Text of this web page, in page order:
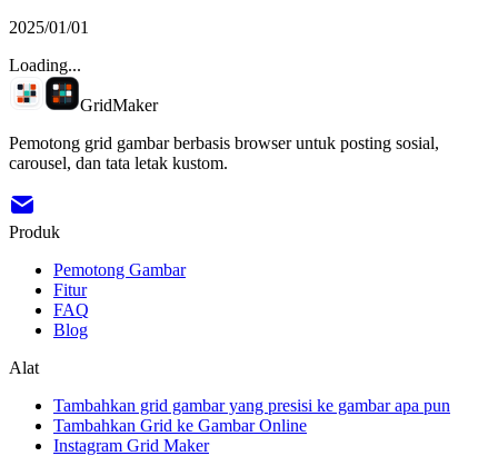
2025/01/01
Loading...
GridMaker
Pemotong grid gambar berbasis browser untuk posting sosial,
carousel, dan tata letak kustom.
Produk
Pemotong Gambar
Fitur
FAQ
Blog
Alat
Tambahkan grid gambar yang presisi ke gambar apa pun
Tambahkan Grid ke Gambar Online
Instagram Grid Maker